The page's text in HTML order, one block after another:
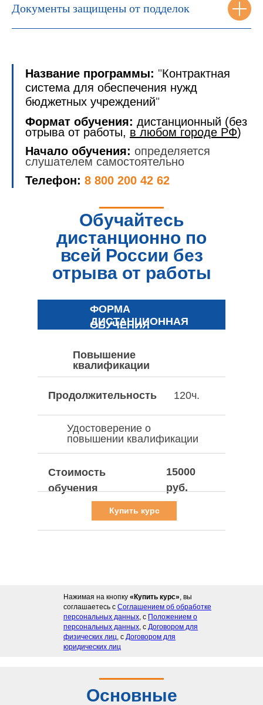
Документы защищены от подделок
Название программы: "Контрактная
система для обеспечения нужд
бюджетных учреждений"
Формат обучения: дистанционный (без
отрыва от работы, в любом городе РФ)
Начало обучения: определяется
слушателем самостоятельно
Телефон: 8 800 200 42 62
Обучайтесь
дистанционно по
всей России без
отрыва от работы
ФОРМА
ОБУЧЕНИЯ
ДИСТАНЦИОННАЯ
Повышение
квалификации
Продолжительность
Стоимость
обучения
Удостоверение о
повышении квалификации
120ч.
15000
руб.
Купить курс
Нажимая на кнопку «Купить курс», вы
соглашаетесь с Соглашением об обработке
персональных данных, с Положением о
персональных данных, с Договором для
физических лиц, с Договором для
юридических лиц
Основные